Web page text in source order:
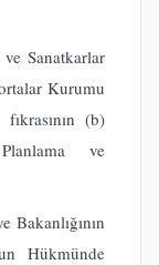
Sanatkarlar
Kurumu
(b)
ve
Hükmünde